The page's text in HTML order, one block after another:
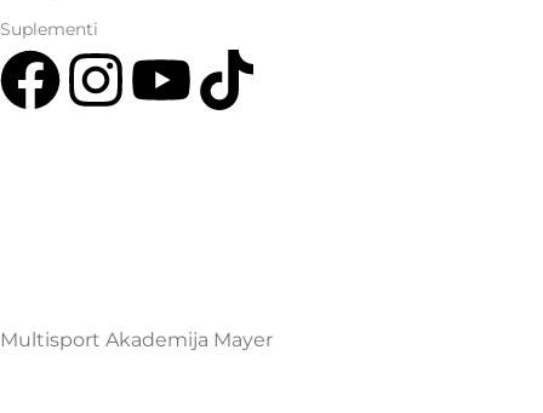
Suplementi
Multisport Akademija Mayer